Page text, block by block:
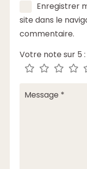
Enregistrer
site dans le
commentaire.
Votre note sur 5 :